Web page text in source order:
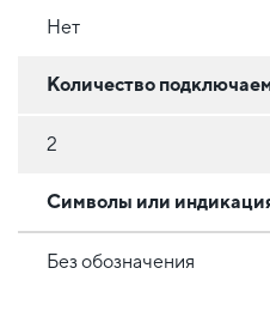
Нет
Количество
2
Символы или
Без обозначения